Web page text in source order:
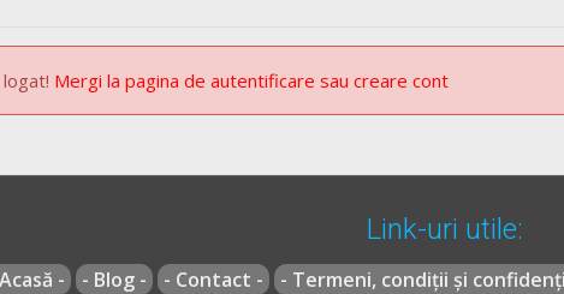
Naţionale de Administrare Fiscală, ale agenţilor de cale ferată,
lucrări de reabilitare a acestora, precum şi cele ale patrulelor
Mergi la pagina de autentificare sau creare cont
Link-uri utile:
- - Blog - - Contact - - Termeni, condiții și